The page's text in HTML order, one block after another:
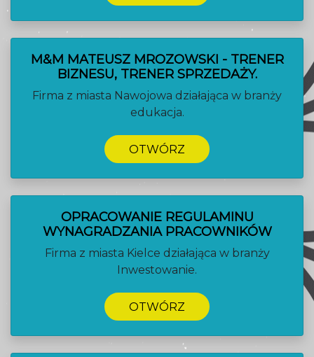
M&M MATEUSZ MROZOWSKI - TRENER
BIZNESU, TRENER SPRZEDAŻY.
Firma z miasta Nawojowa działająca w branży
edukacja.
OTWÓRZ
OPRACOWANIE REGULAMINU
WYNAGRADZANIA PRACOWNIKÓW
Firma z miasta Kielce działająca w branży
Inwestowanie.
OTWÓRZ